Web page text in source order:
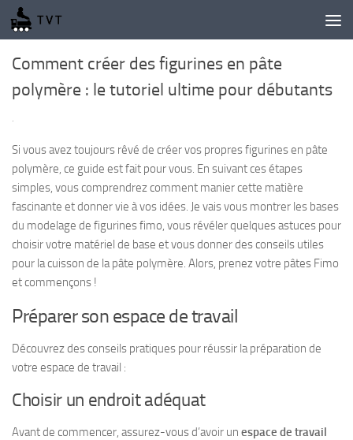
Skip to content
Comment créer des figurines en pâte
polymère : le tutoriel ultime pour débutants
·
Si vous avez toujours rêvé de créer vos propres figurines en pâte
polymère, ce guide est fait pour vous. En suivant ces étapes
simples, vous comprendrez comment manier cette matière
fascinante et donner vie à vos idées. Je vais vous montrer les bases
du modelage de figurines fimo, vous révéler quelques astuces pour
choisir votre matériel de base et vous donner des conseils utiles
pour la cuisson de la pâte polymère. Alors, prenez votre pâtes Fimo
et commençons !
Préparer son espace de travail
Découvrez des conseils pratiques pour réussir la préparation de
votre espace de travail :
Choisir un endroit adéquat
Avant de commencer, assurez-vous d’avoir un espace de travail